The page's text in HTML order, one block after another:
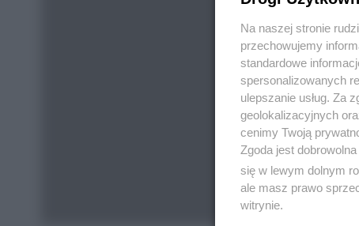
Na naszej stronie
przechowujemy
standardowe
spersonalizowanych
ulepszanie usług. Za
geolokalizacyjnych
cenimy Twoją
Zgoda jest
się w lewym dolnym
ale masz prawo
witrynie.